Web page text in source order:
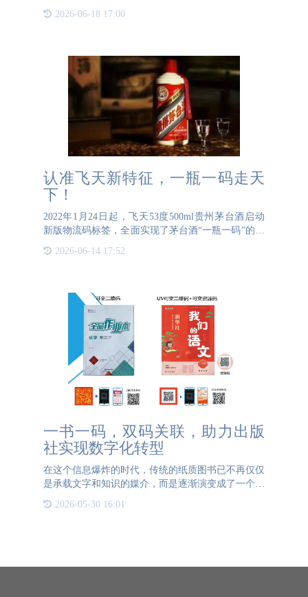
而，对于许多企业来说，防伪标签的价格是一个需要
仔细考虑的因素。那么，防伪标签的价格究竟受到哪
2026-06-18 17:00
认准飞天新特征，一瓶一码走天
下！
2022年1月24日起，飞天53度500ml贵州茅台酒启动
新版物流码标签，全面实现了茅台酒“一瓶一码”的物
茅粉们要看好哦~一、飞天茅台酒外箱上物流码数字
2026-06-14 17:52
一书一码，双码关联，助力出版
社实现数字化转型
在这个信息爆炸的时代，传统的纸质图书已不再仅仅
是承载文字和知识的媒介，而是逐渐演变成了一个集
成了多媒体元素、实时交互以及个性化内容的复杂系
统。这一变化的背后其实是技术的进步。概念上，一
2026-05-30 16:01